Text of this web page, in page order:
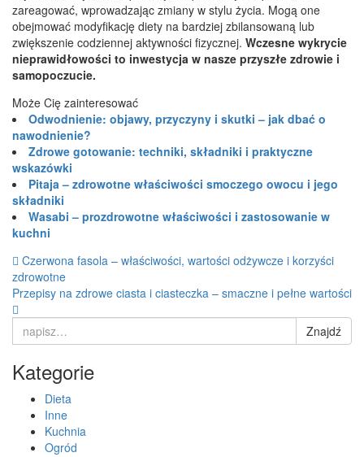
zareagować, wprowadzając zmiany w stylu życia. Mogą one
obejmować modyfikację diety na bardziej zbilansowaną lub
zwiększenie codziennej aktywności fizycznej. Wczesne wykrycie
nieprawidłowości to inwestycja w nasze przyszłe zdrowie i
samopoczucie.
Może Cię zainteresować
Odwodnienie: objawy, przyczyny i skutki – jak dbać o
nawodnienie?
Zdrowe gotowanie: techniki, składniki i praktyczne
wskazówki
Pitaja – zdrowotne właściwości smoczego owocu i jego
składniki
Wasabi – prozdrowotne właściwości i zastosowanie w
kuchni
Nawigacja
postu
Czerwona fasola – właściwości, wartości odżywcze i korzyści
zdrowotne
Przepisy na zdrowe ciasta i ciasteczka – smaczne i pełne wartości
Search
for:
Znajdź
Kategorie
Dieta
Inne
Kuchnia
Ogród